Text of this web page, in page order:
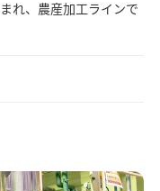
れ、農産加工ラインで